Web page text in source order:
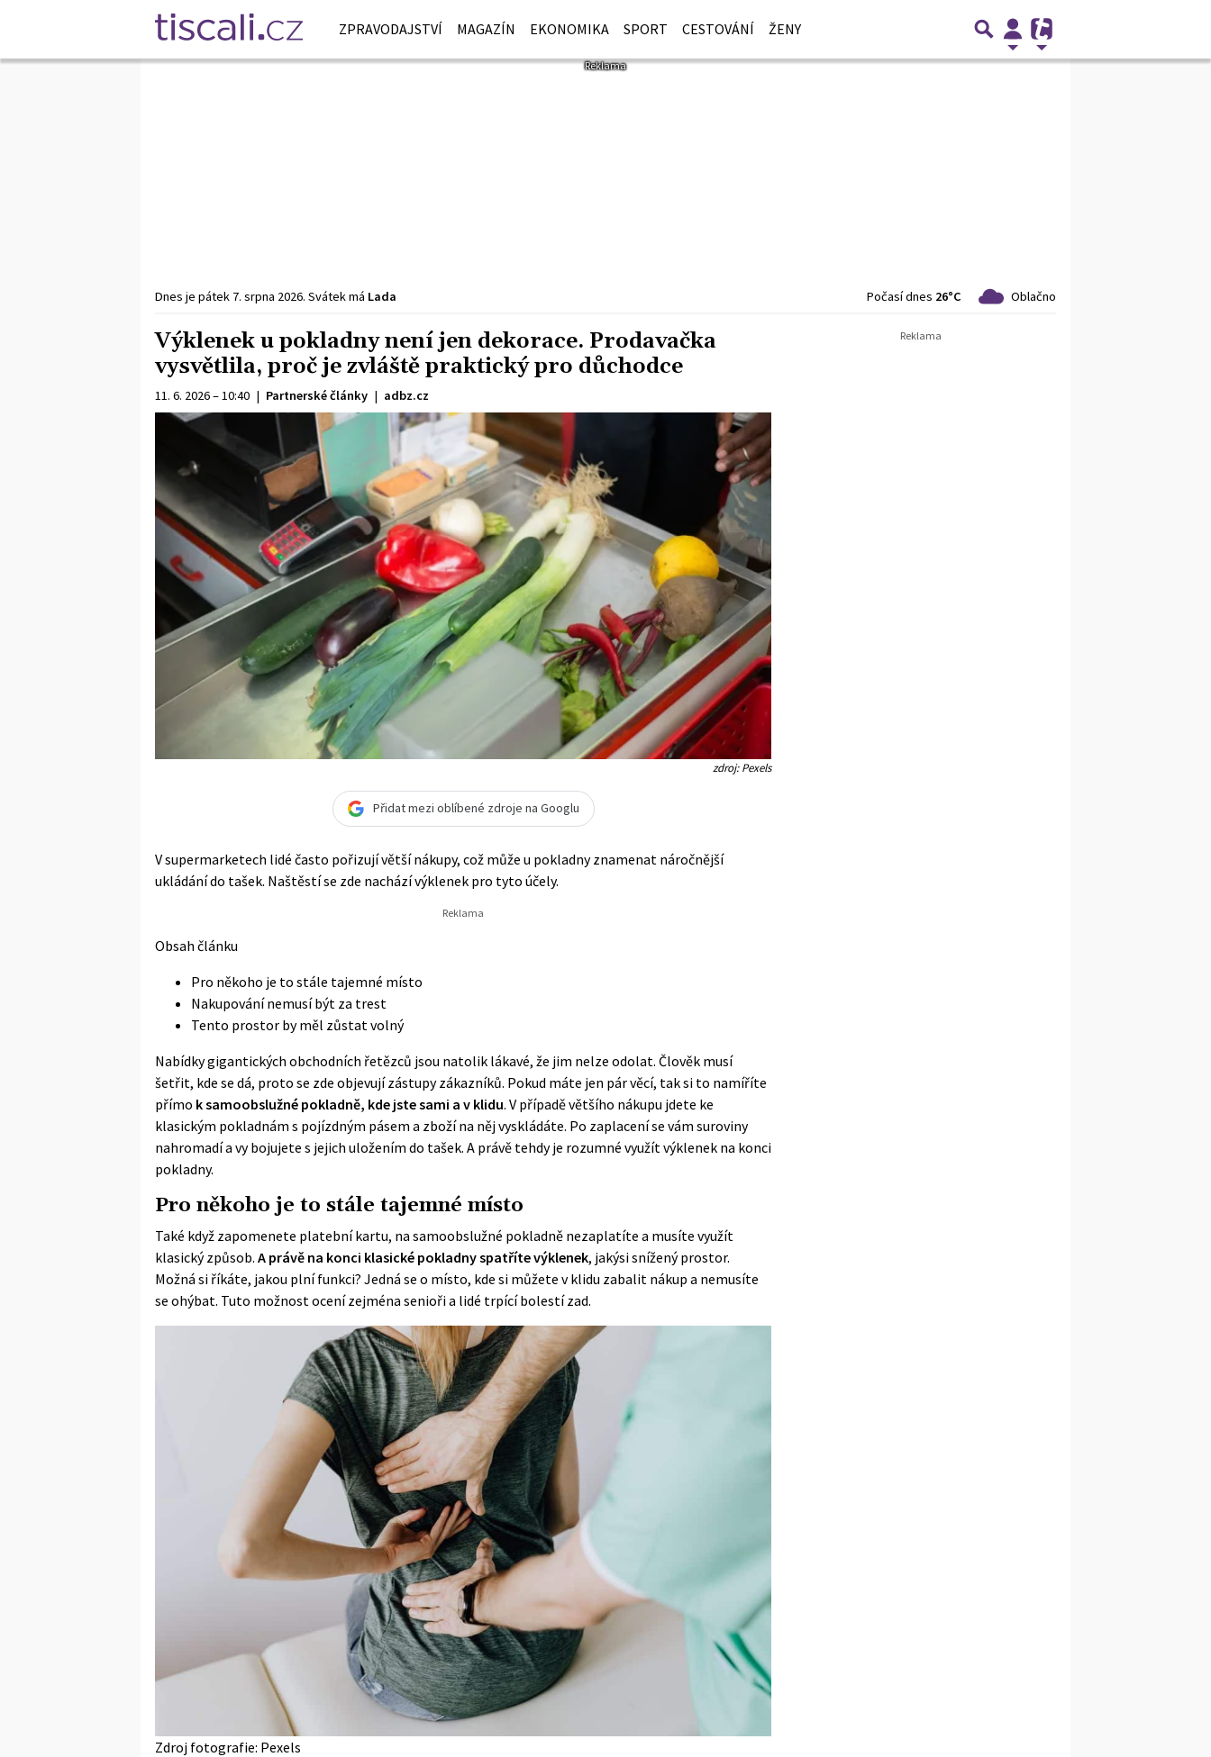
ZPRAVODAJSTVÍ MAGAZÍN EKONOMIKA SPORT CESTOVÁNÍ ŽENY
Dnes je pátek 7. srpna 2026. Svátek má Lada Počasí dnes 26°C Oblačno
Výklenek u pokladny není jen dekorace. Prodavačka
vysvětlila, proč je zvláště praktický pro důchodce
11. 6. 2026 – 10:40 | Partnerské články | adbz.cz
zdroj: Pexels
Přidat mezi oblíbené zdroje na Googlu
V supermarketech lidé často pořizují větší nákupy, což může u pokladny znamenat náročnější
ukládání do tašek. Naštěstí se zde nachází výklenek pro tyto účely.
Obsah článku
Pro někoho je to stále tajemné místo
Nakupování nemusí být za trest
Tento prostor by měl zůstat volný
Nabídky gigantických obchodních řetězců jsou natolik lákavé, že jim nelze odolat. Člověk musí
šetřit, kde se dá, proto se zde objevují zástupy zákazníků. Pokud máte jen pár věcí, tak si to namíříte
přímo k samoobslužné pokladně, kde jste sami a v klidu. V případě většího nákupu jdete ke
klasickým pokladnám s pojízdným pásem a zboží na něj vyskládáte. Po zaplacení se vám suroviny
nahromadí a vy bojujete s jejich uložením do tašek. A právě tehdy je rozumné využít výklenek na konci
pokladny.
Pro někoho je to stále tajemné místo
Také když zapomenete platební kartu, na samoobslužné pokladně nezaplatíte a musíte využít
klasický způsob. A právě na konci klasické pokladny spatříte výklenek, jakýsi snížený prostor.
Možná si říkáte, jakou plní funkci? Jedná se o místo, kde si můžete v klidu zabalit nákup a nemusíte
se ohýbat. Tuto možnost ocení zejména senioři a lidé trpící bolestí zad.
Zdroj fotografie: Pexels